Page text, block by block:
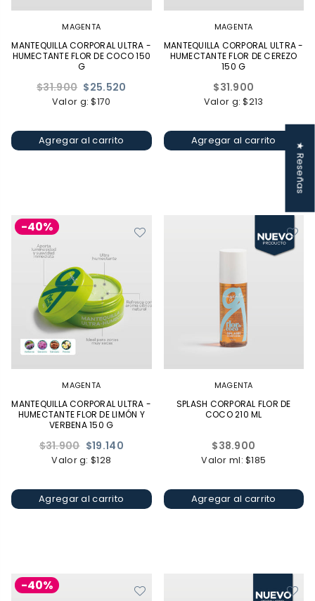
MAGENTA
MANTEQUILLA CORPORAL ULTRA -
HUMECTANTE FLOR DE COCO 150
G
Precio
habitual
$31.900 $25.520
Valor g: $170
Agregar al carrito
MAGENTA
MANTEQUILLA CORPORAL ULTRA -
HUMECTANTE FLOR DE CEREZO
150 G
Precio
habitual
$31.900
Valor g: $213
Agregar al carrito
-40%
MAGENTA
MANTEQUILLA CORPORAL ULTRA -
HUMECTANTE FLOR DE LIMÓN Y
VERBENA 150 G
Precio
habitual
$31.900 $19.140
Valor g: $128
Agregar al carrito
MAGENTA
SPLASH CORPORAL FLOR DE
COCO 210 ML
Precio
habitual
$38.900
Valor ml: $185
Agregar al carrito
-40%
★ Reseñas